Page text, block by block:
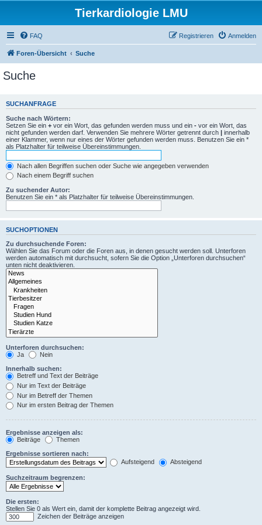
Tierkardiologie LMU
FAQ Anmelden
Registrieren
Foren-Übersicht Suche
Suche
SUCHANFRAGE
Suche nach Wörtern:
Setzen Sie ein + vor ein Wort, das gefunden werden muss und ein - vor ein Wort, das
nicht gefunden werden darf. Verwenden Sie mehrere Wörter getrennt durch | innerhalb
einer Klammer, wenn nur eines der Wörter gefunden werden muss. Benutzen Sie ein *
als Platzhalter für teilweise Übereinstimmungen.
Nach allen Begriffen suchen oder Suche wie angegeben verwenden
Nach einem Begriff suchen
Zu suchender Autor:
Benutzen Sie ein * als Platzhalter für teilweise Übereinstimmungen.
SUCHOPTIONEN
Zu durchsuchende Foren:
Wählen Sie das Forum oder die Foren aus, in denen gesucht werden soll. Unterforen
werden automatisch mit durchsucht, sofern Sie die Option „Unterforen durchsuchen“
unten nicht deaktivieren.
Unterforen durchsuchen:
Ja
Nein
Innerhalb suchen:
Betreff und Text der Beiträge
Nur im Text der Beiträge
Nur im Betreff der Themen
Nur im ersten Beitrag der Themen
Ergebnisse anzeigen als:
Beiträge
Themen
Ergebnisse sortieren nach:
Aufsteigend
Absteigend
Suchzeitraum begrenzen:
Die ersten:
Stellen Sie 0 als Wert ein, damit der komplette Beitrag angezeigt wird.
Zeichen der Beiträge anzeigen